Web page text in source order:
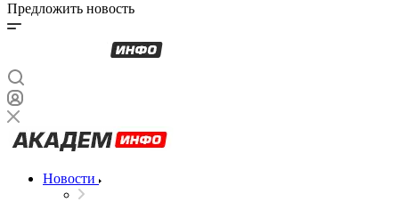
Предложить новость
Новости